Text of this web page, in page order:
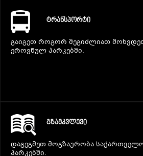
ᲢᲠᲐᲜᲡᲞᲝᲠᲢᲘ
გაიგეთ როგორ შეგიძლიათ
ეროვნულ პარკებში.
ᲒᲖᲐᲛᲙᲕᲚᲔᲕᲘ
დაგეგმეთ მოგზაურობა
პარკებში.